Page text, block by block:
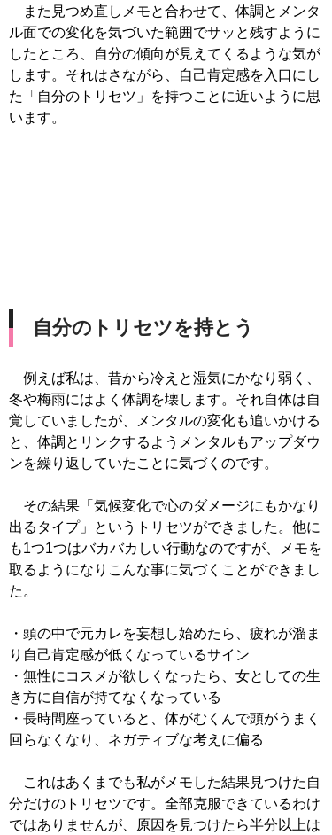
また見つめ直しメモと合わせて、体調とメンタ
ル面での変化を気づいた範囲でサッと残すように
したところ、自分の傾向が見えてくるような気が
します。それはさながら、自己肯定感を入口にし
た「自分のトリセツ」を持つことに近いように思
います。
自分のトリセツを持とう
例えば私は、昔から冷えと湿気にかなり弱く、
冬や梅雨にはよく体調を壊します。それ自体は自
覚していましたが、メンタルの変化も追いかける
と、体調とリンクするようメンタルもアップダウ
ンを繰り返していたことに気づくのです。
その結果「気候変化で心のダメージにもかなり
出るタイプ」というトリセツができました。他に
も1つ1つはバカバカしい行動なのですが、メモを
取るようになりこんな事に気づくことができまし
た。
・頭の中で元カレを妄想し始めたら、疲れが溜ま
り自己肯定感が低くなっているサイン
・無性にコスメが欲しくなったら、女としての生
き方に自信が持てなくなっている
・長時間座っていると、体がむくんで頭がうまく
回らなくなり、ネガティブな考えに偏る
これはあくまでも私がメモした結果見つけた自
分だけのトリセツです。全部克服できているわけ
ではありませんが、原因を見つけたら半分以上は